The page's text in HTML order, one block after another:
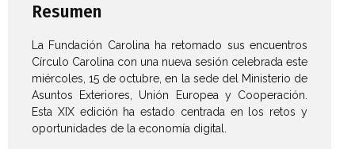
Resumen
La Fundación Carolina ha retomado sus encuentros
Círculo Carolina con una nueva sesión celebrada este
miércoles, 15 de octubre, en la sede del Ministerio de
Asuntos Exteriores, Unión Europea y Cooperación.
Esta XIX edición ha estado centrada en los retos y
oportunidades de la economía digital.